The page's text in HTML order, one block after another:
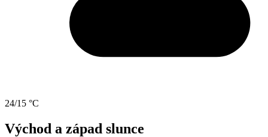
24/15 °C
Východ a západ slunce